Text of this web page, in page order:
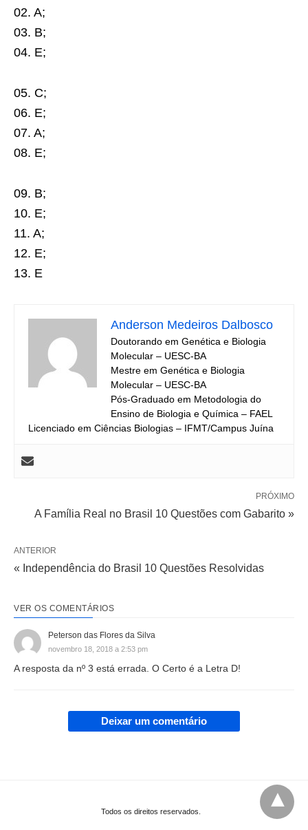
02. A;
03. B;
04. E;
05. C;
06. E;
07. A;
08. E;
09. B;
10. E;
11. A;
12. E;
13. E
Anderson Medeiros Dalbosco
Doutorando em Genética e Biologia
Molecular – UESC-BA
Mestre em Genética e Biologia
Molecular – UESC-BA
Pós-Graduado em Metodologia do
Ensino de Biologia e Química – FAEL
Licenciado em Ciências Biologias – IFMT/Campus Juína
PRÓXIMO
A Família Real no Brasil 10 Questões com Gabarito »
ANTERIOR
« Independência do Brasil 10 Questões Resolvidas
VER OS COMENTÁRIOS
Peterson das Flores da Silva
novembro 18, 2018 a 2:53 pm
A resposta da nº 3 está errada. O Certo é a Letra D!
Deixar um comentário
Todos os direitos reservados.